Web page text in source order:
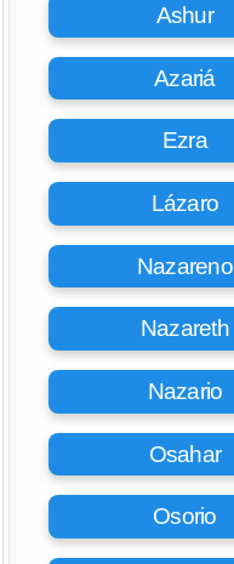
Ashur
Azariá
Ezra
Lázaro
Nazareno
Nazareth
Nazario
Osahar
Osorio